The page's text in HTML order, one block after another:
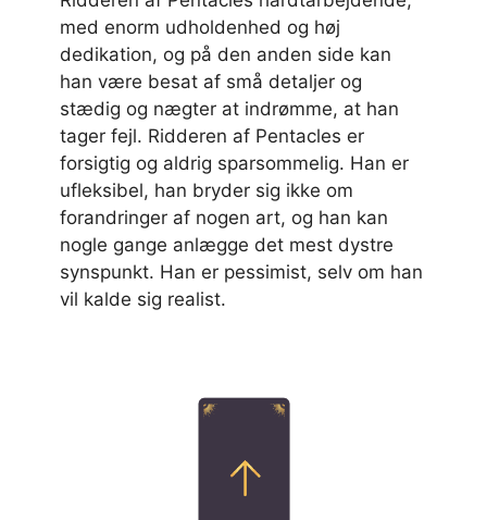
med enorm udholdenhed og høj
dedikation, og på den anden side kan
han være besat af små detaljer og
stædig og nægter at indrømme, at han
tager fejl. Ridderen af Pentacles er
forsigtig og aldrig sparsommelig. Han er
ufleksibel, han bryder sig ikke om
forandringer af nogen art, og han kan
nogle gange anlægge det mest dystre
synspunkt. Han er pessimist, selv om han
vil kalde sig realist.